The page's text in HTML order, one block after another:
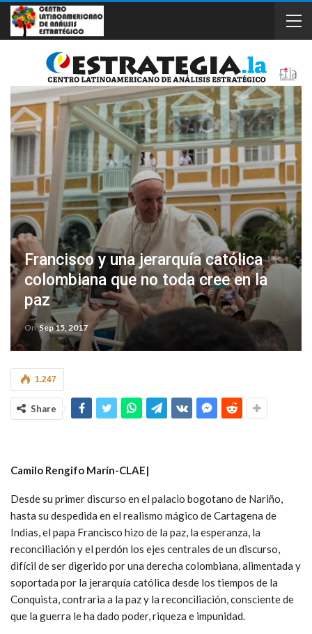
Francisco y una jerarquía católica
colombiana que no toda cree en la
paz
OnSep 15, 2017
1.247
Share
Camilo Rengifo Marín-CLAE|
Desde su primer discurso en el palacio bogotano de Nariño,
hasta su despedida en el realismo mágico de Cartagena de
Indias, el papa Francisco hizo de la paz, la esperanza, la
reconciliación y el perdón los ejes centrales de un discurso,
difícil de ser digerido por una derecha colombiana, alimentada y
soportada por la jerarquía católica desde los tiempos de la
Conquista, contraria a la paz y la reconciliación, consciente de
que la guerra le ha dado poder, riqueza e impunidad.